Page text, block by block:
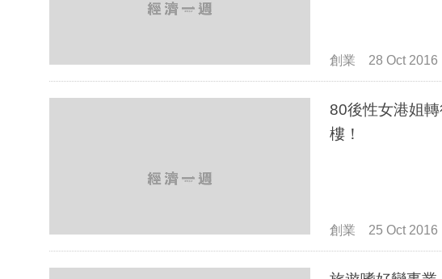
創業 28 Oct 2016
80後性女港姐
樓！
創業 25 Oct 2016